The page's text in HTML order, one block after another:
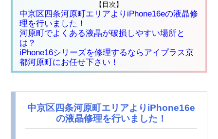
【目次】
中京区四条河原町エリアよりiPhone16eの液晶修
理を行いました！
河原町でよくある液晶が破損しやすい場所と
は？
iPhone16シリーズを修理するならアイプラス京
都河原町にお任せ下さい！
中京区四条河原町エリアよりiPhone16e
の液晶修理を行いました！